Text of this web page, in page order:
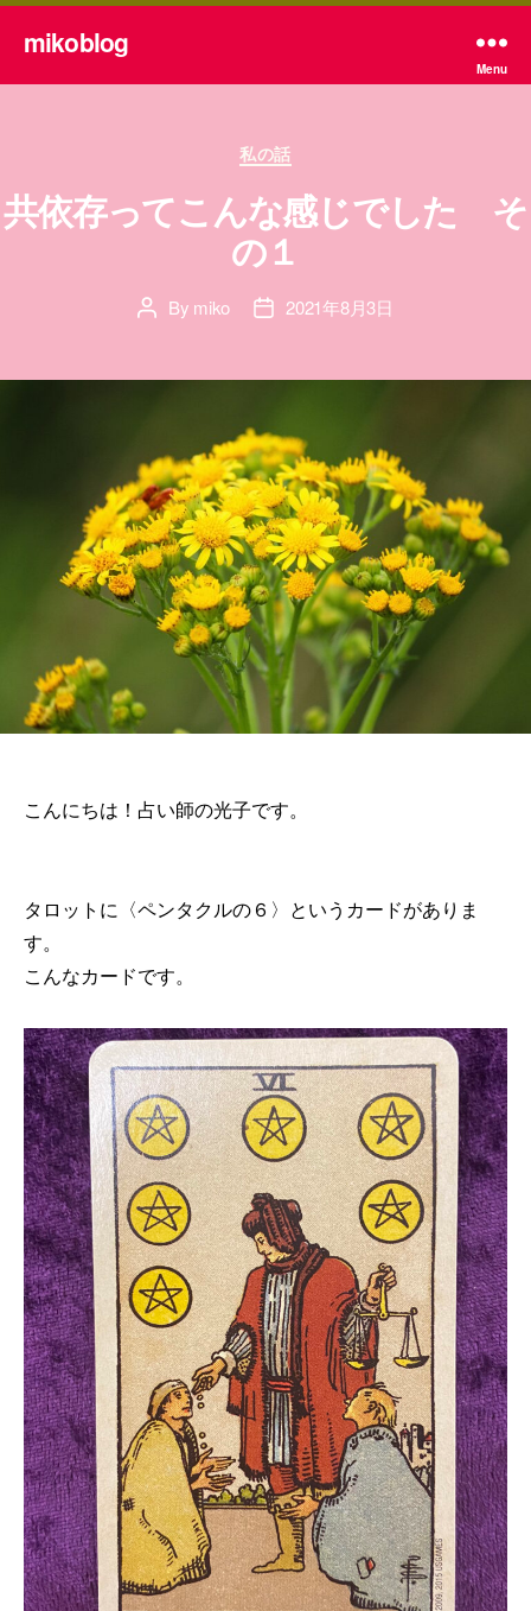
mikoblog
Menu
Categories
私の話
共依存ってこんな感じでした そ
の１
PostBy miko
Post2021年8月3日
こんにちは！占い師の光子です。
タロットに〈ペンタクルの６〉というカードがありま
す。
こんなカードです。